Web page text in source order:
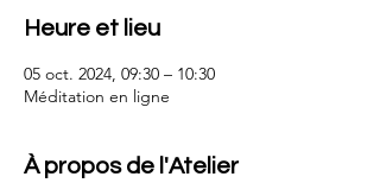
Heure et lieu
05 oct. 2024, 09:30 – 10:30
Méditation en ligne
À propos de l'Atelier